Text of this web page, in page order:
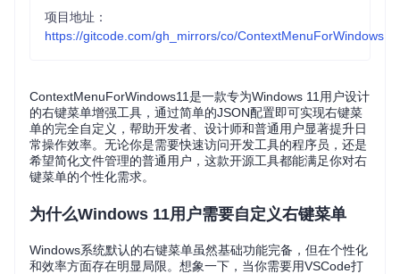
项目地址：
https://gitcode.com/gh_mirrors/co/ContextMenuForWindows11
ContextMenuForWindows11是一款专为Windows 11用户设计
的右键菜单增强工具，通过简单的JSON配置即可实现右键菜
单的完全自定义，帮助开发者、设计师和普通用户显著提升日
常操作效率。无论你是需要快速访问开发工具的程序员，还是
希望简化文件管理的普通用户，这款开源工具都能满足你对右
键菜单的个性化需求。
为什么Windows 11用户需要自定义右键菜单
Windows系统默认的右键菜单虽然基础功能完备，但在个性化
和效率方面存在明显局限。想象一下，当你需要用VSCode打